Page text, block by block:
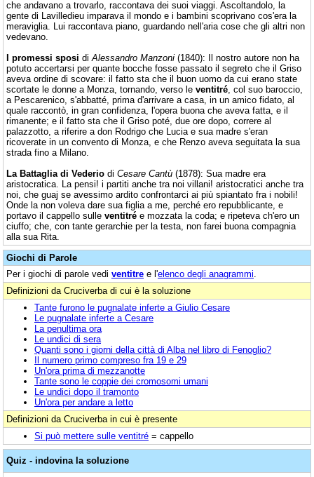
che andavano a trovarlo, raccontava dei suoi viaggi. Ascoltandolo, la
gente di Lavilledieu imparava il mondo e i bambini scoprivano cos'era la
meraviglia. Lui raccontava piano, guardando nell'aria cose che gli altri non
vedevano.
I promessi sposi di Alessandro Manzoni (1840): Il nostro autore non ha
potuto accertarsi per quante bocche fosse passato il segreto che il Griso
aveva ordine di scovare: il fatto sta che il buon uomo da cui erano state
scortate le donne a Monza, tornando, verso le ventitré , col suo baroccio,
a Pescarenico, s'abbatté, prima d'arrivare a casa, in un amico fidato, al
quale raccontò, in gran confidenza, l'opera buona che aveva fatta, e il
rimanente; e il fatto sta che il Griso poté, due ore dopo, correre al
palazzotto, a riferire a don Rodrigo che Lucia e sua madre s'eran
ricoverate in un convento di Monza, e che Renzo aveva seguitata la sua
strada fino a Milano.
La Battaglia di Vederio di Cesare Cantù (1878): Sua madre era
aristocratica. La pensi! i partiti anche tra noi villani! aristocratici anche tra
noi, che guaj se avessimo ardito confrontarci ai più spiantato fra i nobili!
Onde la non voleva dare sua figlia a me, perché ero repubblicante, e
portavo il cappello sulle ventitré e mozzata la coda; e ripeteva ch'ero un
ciuffo; che, con tante gerarchie per la testa, non farei buona compagnia
alla sua Rita.
Giochi di Parole
Per i giochi di parole vedi ventitre e l'elenco degli anagrammi
Definizioni da Cruciverba di cui è la soluzione
Tante furono le pugnalate inferte a Giulio Cesare
Le pugnalate inferte a Cesare
La penultima ora
Le undici di sera
Quanti sono i giorni della città di Alba nel libro di Fenoglio?
Il numero primo compreso fra 19 e 29
Un'ora prima di mezzanotte
Tante sono le coppie dei cromosomi umani
Le undici dopo il tramonto
Un'ora per andare a letto
Definizioni da Cruciverba in cui è presente
Si può mettere sulle ventitré = cappello
Quiz - indovina la soluzione